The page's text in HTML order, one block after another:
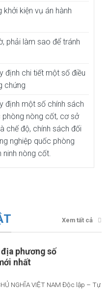
kiện vụ án hành
phải làm sao để tránh
định chi tiết một số điều
chứng
định một số chính sách
nòng cốt, cơ sở
chế độ, chính sách đối
nghiệp quốc phòng
nòng cốt.
Xem tất cả
phương số
nhất
NGHĨA VIỆT NAM Độc lập – Tự